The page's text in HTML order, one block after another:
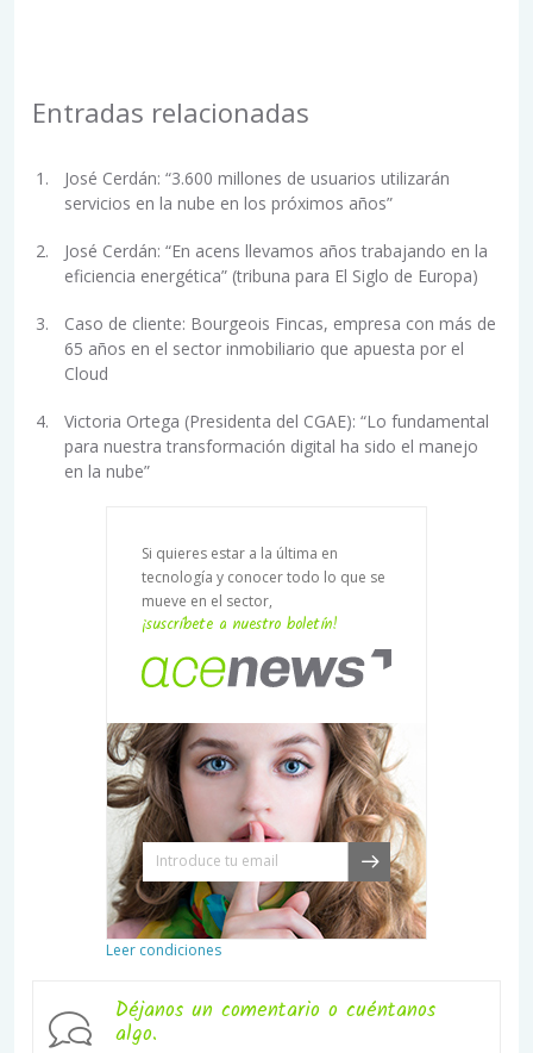
Entradas relacionadas
José Cerdán: “3.600 millones de usuarios utilizarán
servicios en la nube en los próximos años”
José Cerdán: “En acens llevamos años trabajando en la
eficiencia energética” (tribuna para El Siglo de Europa)
Caso de cliente: Bourgeois Fincas, empresa con más de
65 años en el sector inmobiliario que apuesta por el
Cloud
Victoria Ortega (Presidenta del CGAE): “Lo fundamental
para nuestra transformación digital ha sido el manejo
en la nube”
Si quieres estar a la última en
tecnología y conocer todo lo que se
mueve en el sector,
¡suscríbete a nuestro boletín!
Leer condiciones
Déjanos un comentario o cuéntanos
algo.